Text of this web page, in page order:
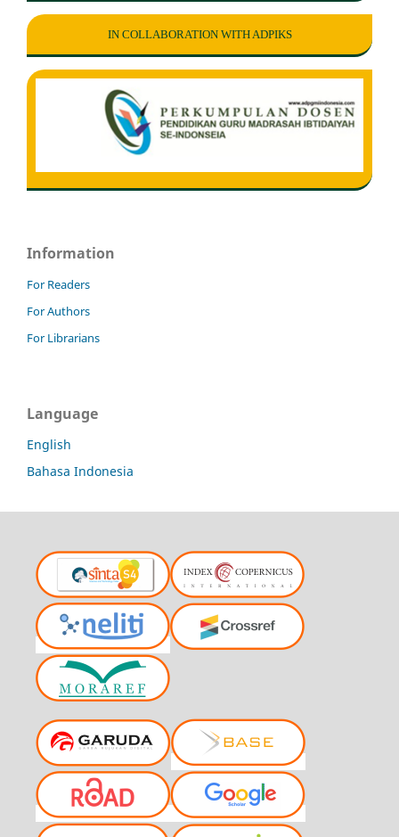
IN COLLABORATION WITH ADPIKS
Information
For Readers
For Authors
For Librarians
Language
English
Bahasa Indonesia